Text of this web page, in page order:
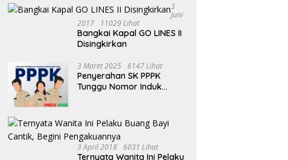
SMAN I Mukomuko Saling
Beradu Kemampuan!
Salurkan BLT-DD Door To
Door!
3
Juni
2017
11029 Lihat
Bangkai Kapal GO LINES II
Disingkirkan
3 Maret 2025 6147 Lihat
Penyerahan SK PPPK
Tunggu Nomor Induk
3 April 2018 6031 Lihat
Ternyata Wanita Ini Pelaku